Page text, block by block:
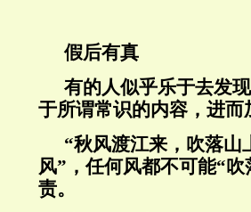
假后有真
有的人似乎乐于去发
于所谓常识的内容，进而
“秋风渡江来，吹落山
风”，任何风都不可能“
责。